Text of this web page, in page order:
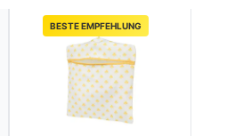
BESTE EMPFEHLUNG